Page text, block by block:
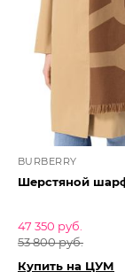
BURBERRY
Шерстяной
47 350 руб.
53 800 руб.
Купить на ЦУМ